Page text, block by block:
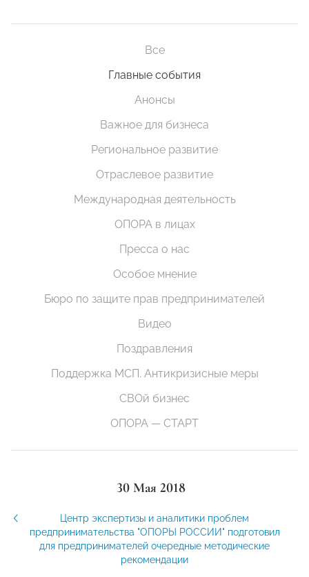
Все
Главные события
Анонсы
Важное для бизнеса
Региональное развитие
Отраслевое развитие
Международная деятельность
ОПОРА в лицах
Пресса о нас
Особое мнение
Бюро по защите прав предпринимателей
Видео
Поздравления
Поддержка МСП. Антикризисные меры
СВОй бизнес
ОПОРА — СТАРТ
30 Мая 2018
Центр экспертизы и аналитики проблем
предпринимательства "ОПОРЫ РОССИИ" подготовил
для предпринимателей очередные методические
рекомендации